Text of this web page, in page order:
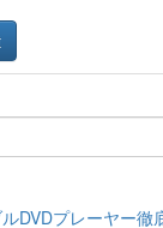
DVDプレーヤー徹